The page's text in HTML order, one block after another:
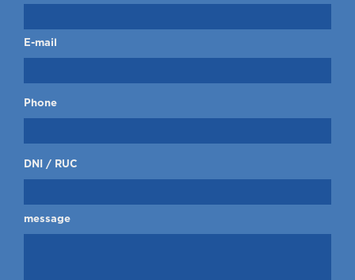
E-mail
Phone
DNI / RUC
message